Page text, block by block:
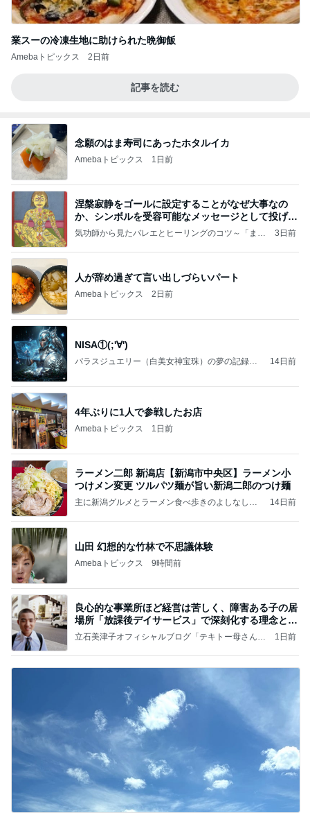
業スーの冷凍生地に助けられた晩御飯
Amebaトピックス 2日前
記事を読む
念願のはま寿司にあったホタルイカ
Amebaトピックス 1日前
涅槃寂静をゴールに設定することがなぜ大事なの
か、シンボルを受容可能なメッセージとして投げる
ことが
気功師から見たバレエとヒーリングのコツ～「まと
3日前
人が辞め過ぎて言い出しづらいパート
Amebaトピックス 2日前
NISA①(;'∀')
パラスジュエリー（白美女神宝珠）の夢の記録
14日前
4年ぶりに1人で参戦したお店
Amebaトピックス 1日前
ラーメン二郎 新潟店【新潟市中央区】ラーメン小
つけメン変更 ツルパツ麺が旨い新潟二郎のつけ麺
主に新潟グルメとラーメン食べ歩きのよしなしご
14日前
山田 幻想的な竹林で不思議体験
Amebaトピックス 9時間前
良心的な事業所ほど経営は苦しく、障害ある子の居
場所「放課後デイサービス」で深刻化する理念と現
実の
立石美津子オフィシャルブログ「テキトー母さんの
1日前